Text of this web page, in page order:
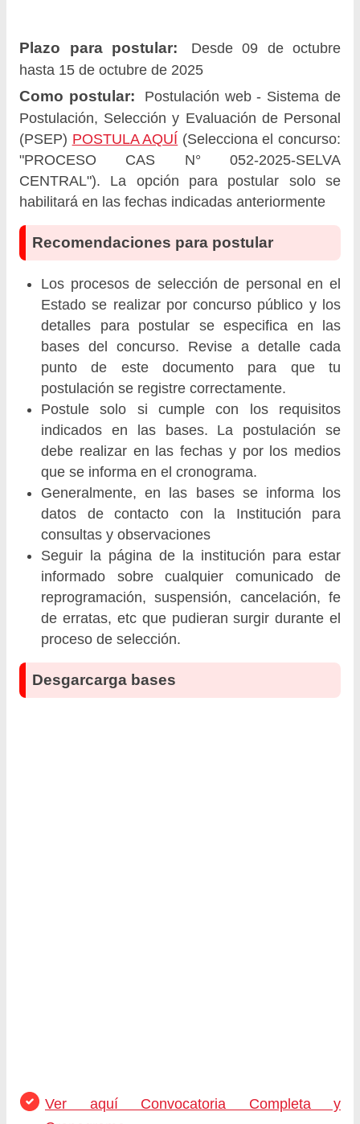
Plazo para postular:
Desde 09 de octubre
hasta 15 de octubre de 2025
Como postular:
Postulación web - Sistema de
Postulación, Selección y Evaluación de Personal
(PSEP) POSTULA AQUÍ (Selecciona el concurso:
"PROCESO CAS N° 052-2025-SELVA
CENTRAL"). La opción para postular solo se
habilitará en las fechas indicadas anteriormente
Recomendaciones para postular
Los procesos de selección de personal en el
Estado se realizar por concurso público y los
detalles para postular se especifica en las
bases del concurso. Revise a detalle cada
punto de este documento para que tu
postulación se registre correctamente.
Postule solo si cumple con los requisitos
indicados en las bases. La postulación se
debe realizar en las fechas y por los medios
que se informa en el cronograma.
Generalmente, en las bases se informa los
datos de contacto con la Institución para
consultas y observaciones
Seguir la página de la institución para estar
informado sobre cualquier comunicado de
reprogramación, suspensión, cancelación, fe
de erratas, etc que pudieran surgir durante el
proceso de selección.
Desgarcarga bases
Ver aquí Convocatoria Completa y